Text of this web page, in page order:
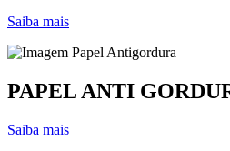
Saiba mais
PAPEL ANTI
Saiba mais